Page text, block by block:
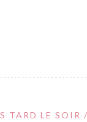
TARD LE